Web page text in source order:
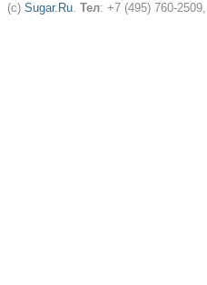
(c) Sugar.Ru. Тел: +7 (495) 760-